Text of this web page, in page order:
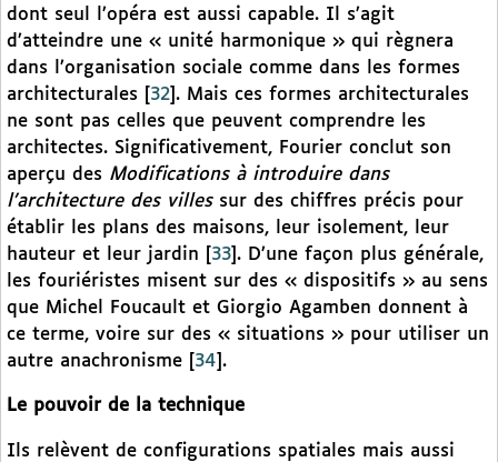
dont seul l’opéra est aussi capable. Il s’agit
d’atteindre une « unité harmonique » qui règnera
dans l’organisation sociale comme dans les formes
architecturales
32 . Mais ces formes architecturales
ne sont pas celles que peuvent comprendre les
architectes. Significativement, Fourier conclut son
aperçu des Modifications à introduire dans
l’architecture des villessur des chiffres précis pour
établir les plans des maisons, leur isolement, leur
hauteur et leur jardin
33 . D’une façon plus générale,
les fouriéristes misent sur des « dispositifs » au sens
que Michel Foucault et Giorgio Agamben donnent à
ce terme, voire sur des « situations » pour utiliser un
autre anachronisme
34 .
Le pouvoir de la technique
Ils relèvent de configurations spatiales mais aussi